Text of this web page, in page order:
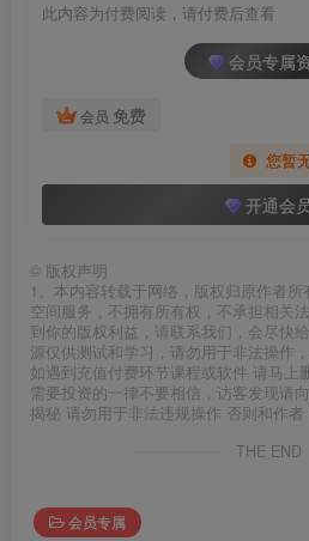
此内容为付费阅读，请付费后查看
会员专属
会员 免费
您暂
开通会
© 版权声明
1、本内容转载于网络，版权归原作者
空间服务，不拥有所有权，不承担相关
到你的版权利益，请联系我们，会尽快
源仅供测试和学习，请勿用于非法操作
如遇到充值付费环节课程或软件 请马上
需要投资的一律不要相信，访客发现请
揭秘 请勿用于非法违规操作 否则和作者
THE END
会员专属